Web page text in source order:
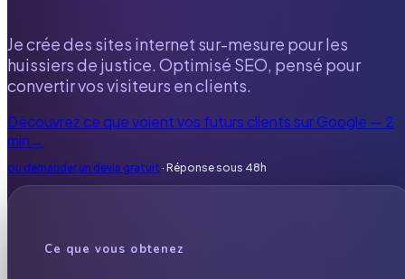
Je crée des sites internet sur-mesure pour les
huissiers de justice. Optimisé SEO, pensé pour
convertir vos visiteurs en clients.
Découvrez ce que voient vos futurs clients sur Google — 2
min→
ou demander un devis gratuit · Réponse sous 48h
Ce que vous obtenez